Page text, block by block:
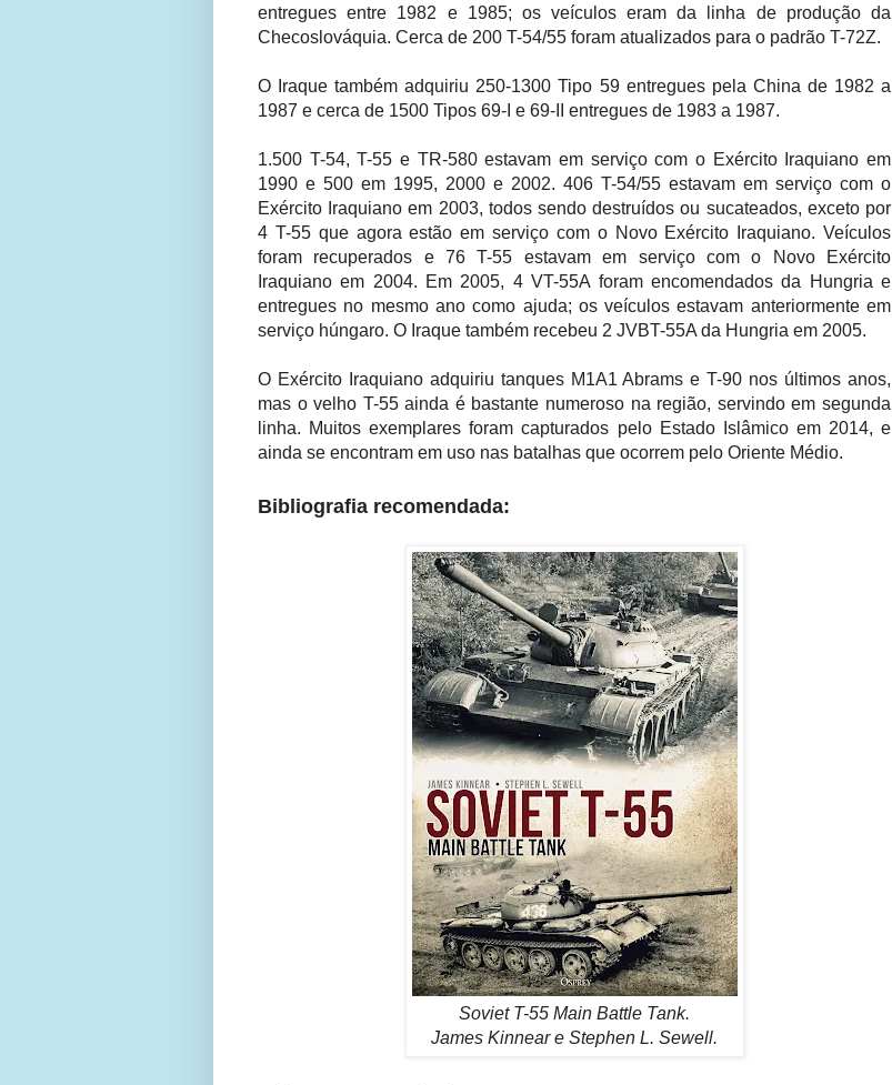
entregues entre 1982 e 1985; os veículos eram da linha de produção da
Checoslováquia. Cerca de 200 T-54/55 foram atualizados para o padrão T-72Z.
O Iraque também adquiriu 250-1300 Tipo 59 entregues pela China de 1982 a
1987 e cerca de 1500 Tipos 69-I e 69-II entregues de 1983 a 1987.
1.500 T-54, T-55 e TR-580 estavam em serviço com o Exército Iraquiano em
1990 e 500 em 1995, 2000 e 2002. 406 T-54/55 estavam em serviço com o
Exército Iraquiano em 2003, todos sendo destruídos ou sucateados, exceto por
4 T-55 que agora estão em serviço com o Novo Exército Iraquiano. Veículos
foram recuperados e 76 T-55 estavam em serviço com o Novo Exército
Iraquiano em 2004. Em 2005, 4 VT-55A foram encomendados da Hungria e
entregues no mesmo ano como ajuda; os veículos estavam anteriormente em
serviço húngaro. O Iraque também recebeu 2 JVBT-55A da Hungria em 2005.
O Exército Iraquiano adquiriu tanques M1A1 Abrams e T-90 nos últimos anos,
mas o velho T-55 ainda é bastante numeroso na região, servindo em segunda
linha. Muitos exemplares foram capturados pelo Estado Islâmico em 2014, e
ainda se encontram em uso nas batalhas que ocorrem pelo Oriente Médio.
Bibliografia recomendada:
Soviet T-55 Main Battle Tank.
James Kinnear e Stephen L. Sewell.